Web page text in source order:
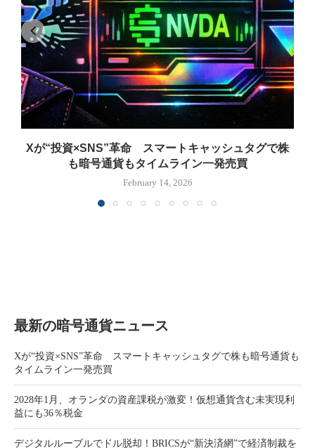
Xが“投資×SNS”革命 スマートキャッシュタグで株
も暗号通貨もタイムライン一発売買
February 14, 2026
最新の暗号通貨ニュース
Xが“投資×SNS”革命 スマートキャッシュタグで株も暗号通貨も
タイムライン一発売買
2028年1月、オランダの資産課税が激変！仮想通貨含む未実現利
益にも36％税金
デジタルルーブルでドル脱却！BRICSが“新決済網”で経済制裁を